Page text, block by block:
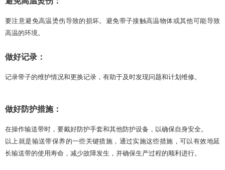
要注意避免高温烫伤导致的损坏。避免带子接触高温物体或其他可能导致
高温的环境。
做好记录：
记录带子的维护情况和更换记录，有助于及时发现问题和计划维修。
做好防护措施：
在操作输送带时，要戴好防护手套和其他防护设备，以确保自身安全。
以上就是输送带保养的一些关键措施，通过实施这些措施，可以有效地延
长输送带的使用寿命，减少故障发生，并确保生产过程的顺利进行。